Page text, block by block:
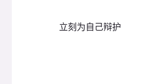
立刻为自己辩护